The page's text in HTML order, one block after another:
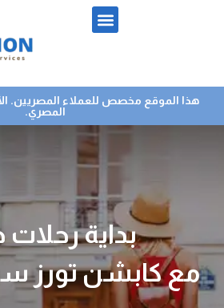
هذا الموقع مخصص للعملاء المصريين.
المصري.
بداية رحلات
مع كابشن تورز